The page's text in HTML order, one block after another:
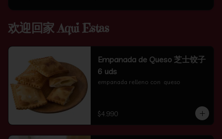
欢迎回家 Aqui Estas
Empanada de Queso 芝士饺子
6 uds
empanada relleno con  queso
$4.990